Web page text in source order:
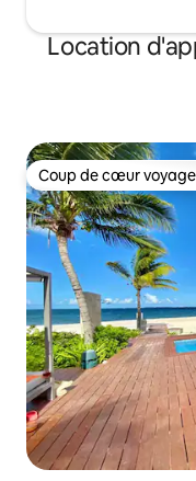
Location
Coup de cœur
Coup de cœur